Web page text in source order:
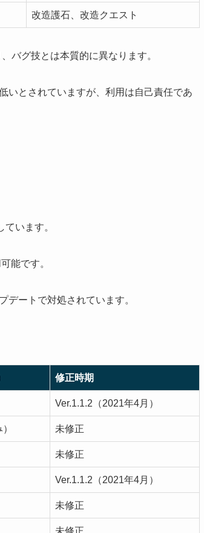
改造護石、改造クエスト
バグ技とは本質的に異なります。
いとされていますが、利用は自己責任であ
います。
能です。
デートで対処されています。
修正時期
Ver.1.1.2（2021年4月）
未修正
未修正
Ver.1.1.2（2021年4月）
未修正
未修正